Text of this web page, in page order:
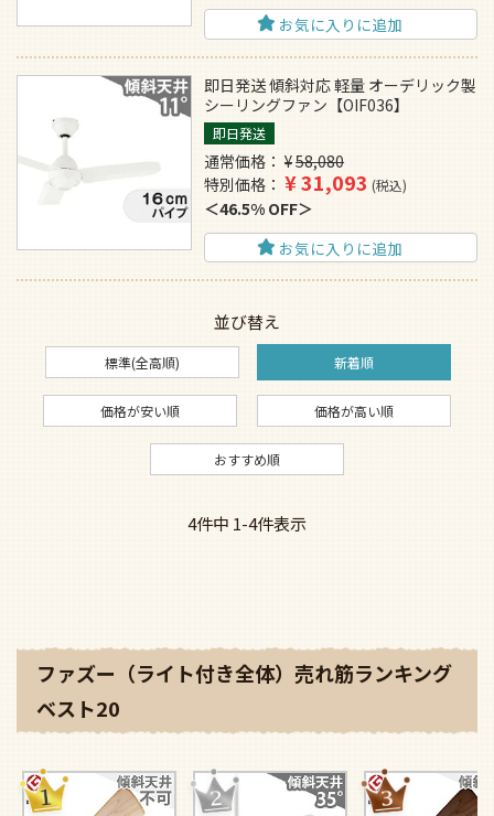
お気に入りに追加
即日発送 傾斜対応 軽量 オーデリック製
シーリングファン【OIF036】
即日発送
通常価格 ¥58,080
特別価格
¥31,093 税込
46.5% OFF
お気に入りに追加
並び替え
標準(全高順) 新着順
価格が安い順 価格が高い順
おすすめ順
4件中 1-4件表示
ファズー（ライト付き全体）売れ筋ランキング
ベスト20